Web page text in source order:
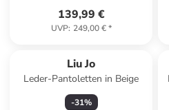
139,99 €
UVP: 249,00 €*
Liu Jo
Leder-Pantoletten in Beige
-31%